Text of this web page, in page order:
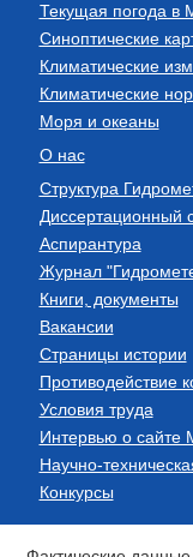
Текущая погода в
Синоптические
Климатические
Климатические
Моря и океаны
О нас
Структура
Диссертационный
Аспирантура
Журнал
Книги, документы
Вакансии
Страницы истории
Противодействие
Условия труда
Интервью о сайте
Научно-
Конкурсы